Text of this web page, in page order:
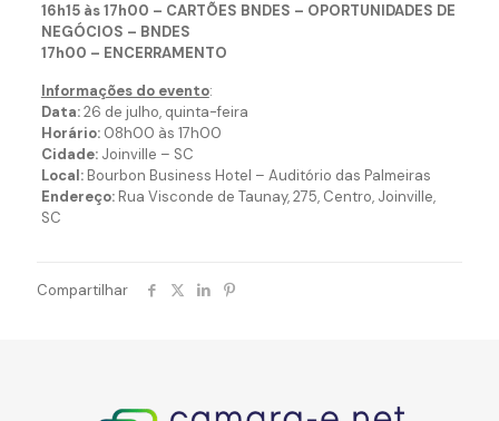
16h15 às 17h00 – CARTÕES BNDES – OPORTUNIDADES DE
NEGÓCIOS – BNDES
17h00 – ENCERRAMENTO
Informações do evento:
Data:26 de julho, quinta-feira
Horário:08h00 às 17h00
Cidade:Joinville – SC
Local:Bourbon Business Hotel – Auditório das Palmeiras
Endereço:Rua Visconde de Taunay, 275, Centro, Joinville,
SC
Compartilhar